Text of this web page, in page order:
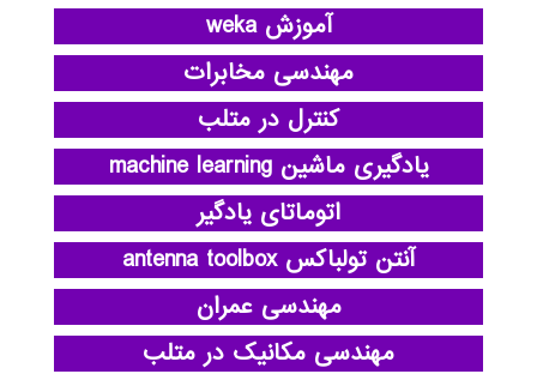
آموزش weka
مهندسی مخابرات
کنترل در متلب
یادگیری ماشین machine learning
اتوماتای یادگیر
آنتن تولباکس antenna toolbox
مهندسی عمران
مهندسی مکانیک در متلب